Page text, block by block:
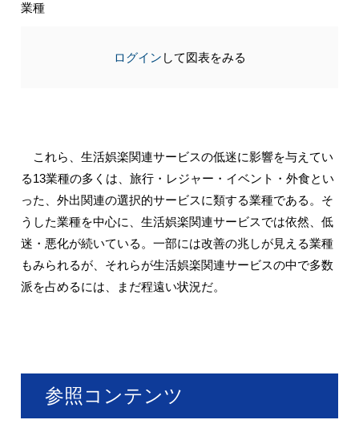
業種
ログイン して図表をみる
これら、生活娯楽関連サービスの低迷に影響を与えてい
る13業種の多くは、旅行・レジャー・イベント・外食とい
った、外出関連の選択的サービスに類する業種である。そ
うした業種を中心に、生活娯楽関連サービスでは依然、低
迷・悪化が続いている。一部には改善の兆しが見える業種
もみられるが、それらが生活娯楽関連サービスの中で多数
派を占めるには、まだ程遠い状況だ。
参照コンテンツ